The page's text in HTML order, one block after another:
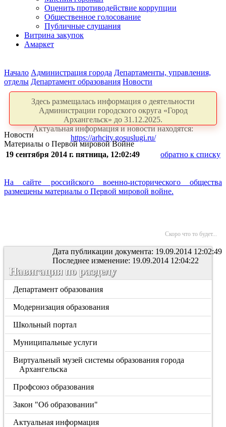
Оценить противодействие коррупции
Общественное голосование
Публичные слушания
Витрина закупок
Амаркет
Начало Администрация города Департаменты, управления,
отделы Департамент образования Новости
Здесь размещалась информация о деятельности
Администрации городского округа «Город
Архангельск» до 31.12.2025.
Актуальная информация и новости находятся:
https://arhcity.gosuslugi.ru/
Новости
Материалы о Первой мировой Войне
19 сентября 2014 г. пятница, 12:02:49
обратно к списку
На сайте российского военно-исторического общества
размещены материалы о Первой мировой войне.
Скоро что то будет...
Дата публикации документа: 19.09.2014 12:02:49
Последнее изменение: 19.09.2014 12:04:22
Навигация по разделу
Департамент образования
Модернизация образования
Школьный портал
Муниципальные услуги
Виртуальный музей системы образования города
Архангельска
Профсоюз образования
Закон "Об образовании"
Актуальная информация